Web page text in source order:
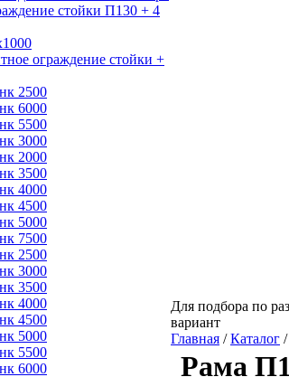
стойки П130 + 4
ограждение стойки +
2500
6000
5500
3000
2000
3500
4000
4500
5000
7500
2500
3000
3500
4000
4500
5000
5500
6000
Для подбора по
вариант
Главная /Каталог /
Рама